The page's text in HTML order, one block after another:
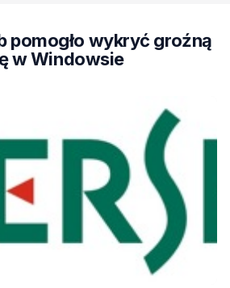
pomogło wykryć groźną
w Windowsie